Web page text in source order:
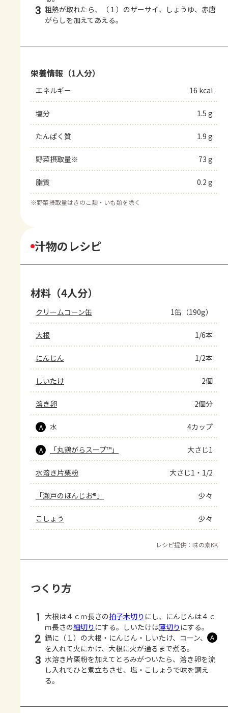
3 粗熱が取れたら、（１）のザーサイ、しょうゆ、赤唐
がらしを加えてあえる。
栄養情報（1人分）
エネルギー 16 kcal
塩分 1.5 g
たんぱく質 1.9 g
野菜摂取量※ 73 g
脂質 0.2 g
※野菜摂取量はきのこ類・いも類を除く
汁物のレシピ
材料（4人分）
クリームコーン缶 1缶（190g）
大根 1/6本
にんじん 1/2本
しいたけ 2個
溶き卵 2個分
A 水 4カップ
A 「丸鶏がらスープ™」 大さじ1
水溶き片栗粉 大さじ1・1/2
「瀬戸のほんじお®」 少々
こしょう 少々
レシピ提供：味の素KK
つくり方
1 大根は４ｃｍ長さの拍子木切り にし、にんじんは４ｃ
ｍ長さの細切り にする。しいたけは薄切り にする。
2 鍋に（１）の大根・にんじん・しいたけ、コーン、 Ａ
を入れて火にかけ、大根に火が通るまで煮る。
3 水溶き片栗粉を加えてとろみがついたら、溶き卵を流
し入れてひと煮立ちさせ、塩・こしょうで味を調え
る。